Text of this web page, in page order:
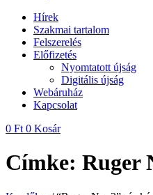
Hírek
Szakmai tartalom
Felszerelés
Előfizetés
Nyomtatott újság
Digitális újság
Webáruház
Kapcsolat
0 Ft 0 Kosár
Címke: Ruger